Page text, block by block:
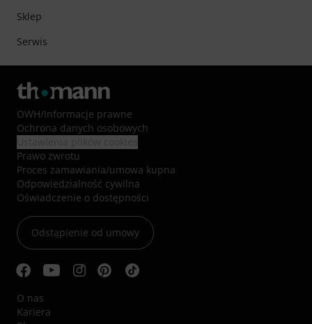
Sklep
Serwis
OWH/Informacje prawne
Ochrona danych osobowych
Prawo zwrotu
Proces zamawiania/umowa kupna
Odpowiedzialność cywilna
Oświadczenie o dostępności
Odstąpienie od umowy
O nas
Kariera